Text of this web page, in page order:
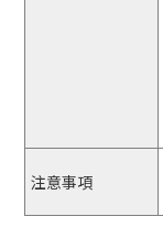
注意事項